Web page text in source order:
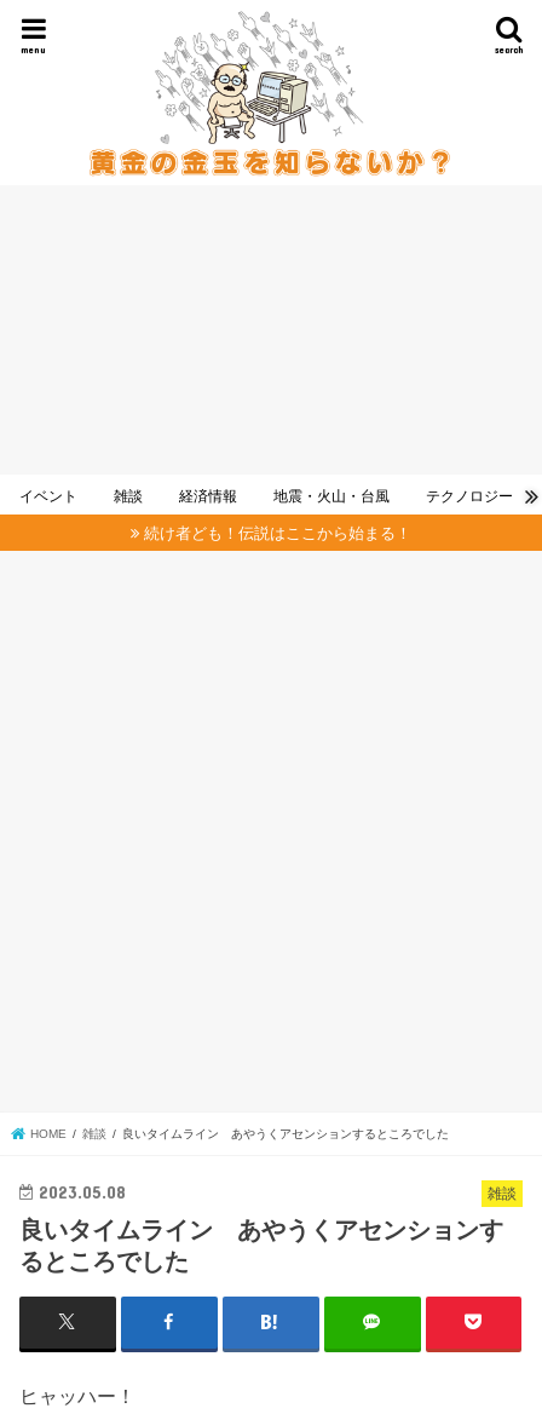
search
menu
イベント 雑談 経済情報 地震・火山・台風 テクノロジー
続け者ども！伝説はここから始まる！
HOME 雑談 良いタイムライン あやうくアセンションするところでした
雑談
2023.05.08
良いタイムライン あやうくアセンションす
るところでした
ヒャッハー！